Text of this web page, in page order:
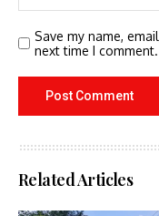
Save my name,
next time I comment.
Related Articles